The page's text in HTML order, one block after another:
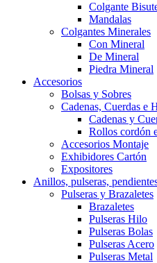
Colgante
Mandalas
Colgantes Minerales
Con Mineral
De Mineral
Piedra Mineral
Accesorios
Bolsas y Sobres
Cadenas, Cuerdas e
Cadenas y
Rollos cordón
Accesorios Montaje
Exhibidores Cartón
Expositores
Anillos, pulseras,
Pulseras y Brazaletes
Brazaletes
Pulseras Hilo
Pulseras Bolas
Pulseras Acero
Pulseras Metal